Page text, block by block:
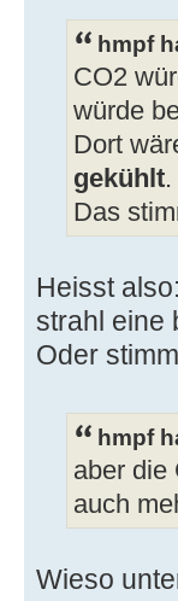
hmpf
CO2
würde
Dort
gekühlt.
Das
Heisst
strahl eine
Oder
hmpf
aber die
auch
Wieso